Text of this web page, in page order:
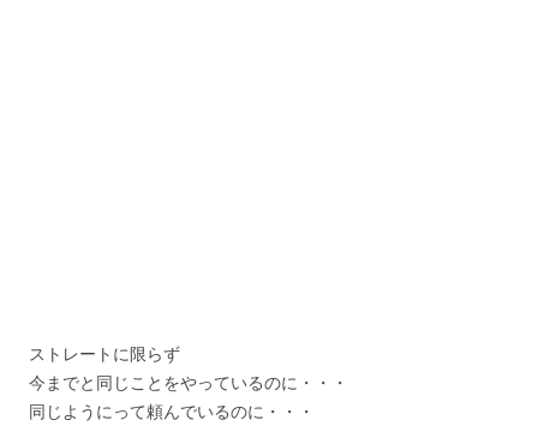
ストレートに限らず
今までと同じことをやっているのに・・・
同じようにって頼んでいるのに・・・